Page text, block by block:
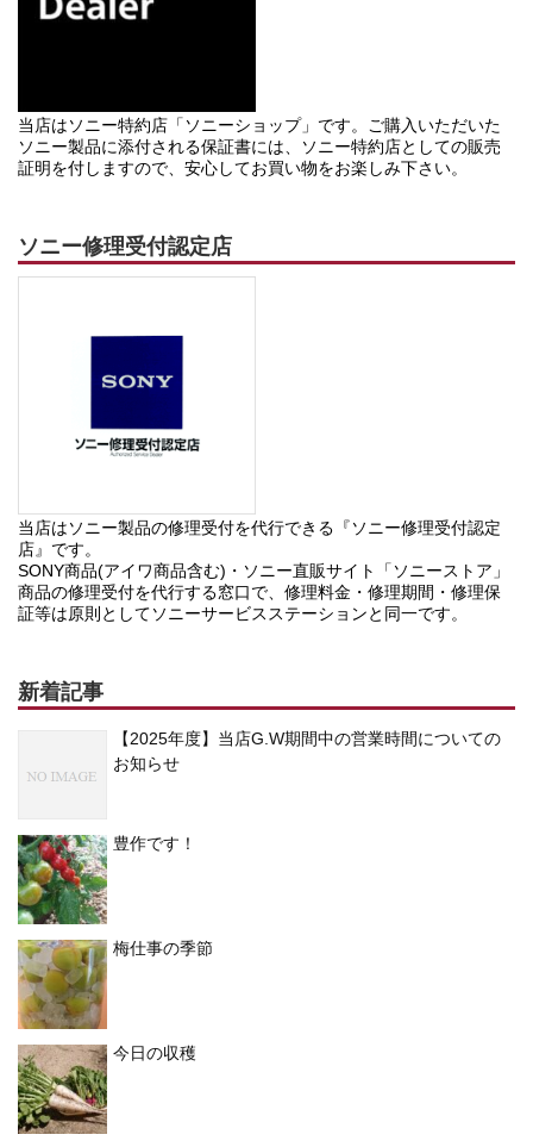
当店はソニー特約店「ソニーショップ」です。ご購入いただいた
ソニー製品に添付される保証書には、ソニー特約店としての販売
証明を付しますので、安心してお買い物をお楽しみ下さい。
ソニー修理受付認定店
当店はソニー製品の修理受付を代行できる『ソニー修理受付認定
店』です。
SONY商品(アイワ商品含む)・ソニー直販サイト「ソニーストア」
商品の修理受付を代行する窓口で、修理料金・修理期間・修理保
証等は原則としてソニーサービスステーションと同一です。
新着記事
【2025年度】当店G.W期間中の営業時間についての
お知らせ
豊作です！
梅仕事の季節
今日の収穫